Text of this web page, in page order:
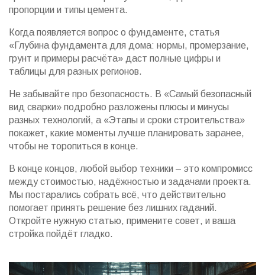
пропорции и типы цемента.
Когда появляется вопрос о фундаменте, статья
«Глубина фундамента для дома: нормы, промерзание,
грунт и примеры расчёта» даст полные цифры и
таблицы для разных регионов.
Не забывайте про безопасность. В «Самый безопасный
вид сварки» подробно разложены плюсы и минусы
разных технологий, а «Этапы и сроки строительства»
покажет, какие моменты лучше планировать заранее,
чтобы не торопиться в конце.
В конце концов, любой выбор техники – это компромисс
между стоимостью, надёжностью и задачами проекта.
Мы постарались собрать всё, что действительно
помогает принять решение без лишних гаданий.
Откройте нужную статью, примените совет, и ваша
стройка пойдёт гладко.